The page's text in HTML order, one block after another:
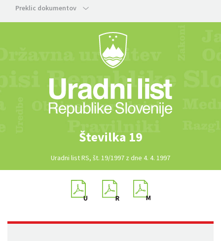
Preklic dokumentov
Številka 19
Uradni list RS, št. 19/1997 z dne 4. 4. 1997